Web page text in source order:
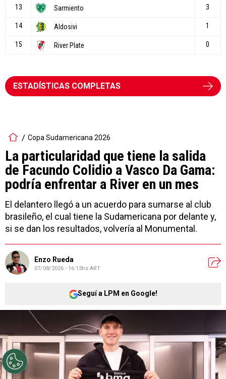
ESTADÍSTICAS COMPLETAS
Copa Sudamericana 2026
La particularidad que tiene la salida
de Facundo Colidio a Vasco Da Gama:
podría enfrentar a River en un mes
El delantero llegó a un acuerdo para sumarse al club
brasileño, el cual tiene la Sudamericana por delante y,
si se dan los resultados, volvería al Monumental.
Enzo Rueda
07/08/2026 - 16:13hs ART
Seguí a LPM en Google!